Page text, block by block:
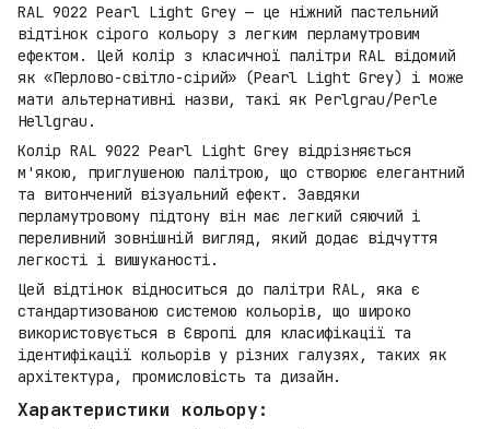
RAL 9022 Pearl Light Grey — це ніжний пастельний
відтінок сірого кольору з легким перламутровим
ефектом. Цей колір з класичної палітри RAL відомий
як «Перлово-світло-сірий» (Pearl Light Grey) і може
мати альтернативні назви, такі як Perlgrau/Perle
Hellgrau.
Колір RAL 9022 Pearl Light Grey відрізняється
м'якою, приглушеною палітрою, що створює елегантний
та витончений візуальний ефект. Завдяки
перламутровому підтону він має легкий сяючий і
переливний зовнішній вигляд, який додає відчуття
легкості і вишуканості.
Цей відтінок відноситься до палітри RAL, яка є
стандартизованою системою кольорів, що широко
використовується в Європі для класифікації та
ідентифікації кольорів у різних галузях, таких як
архітектура, промисловість та дизайн.
Характеристики кольору: